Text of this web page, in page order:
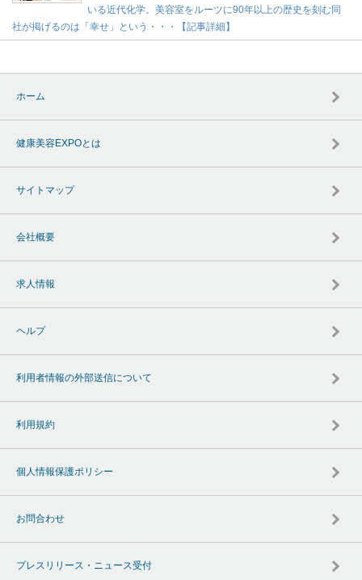
いる近代化学。美容室をルーツに90年以上の歴史を刻む同
社が掲げるのは「幸せ」という・・・【記事詳細】
ホーム
健康美容EXPOとは
サイトマップ
会社概要
求人情報
ヘルプ
利用者情報の外部送信について
利用規約
個人情報保護ポリシー
お問合わせ
プレスリリース・ニュース受付